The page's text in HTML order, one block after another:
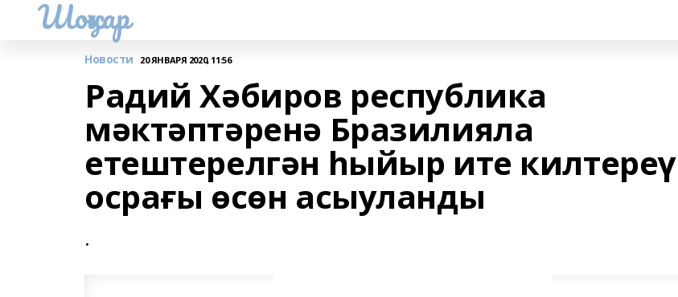
Шоңҡар
Новости 20 ЯНВАРЯ 2020, 11:56
Радий Хәбиров республика
мәктәптәренә Бразилияла
етештерелгән һыйыр ите килтереү
осрағы өсөн асыуланды
.